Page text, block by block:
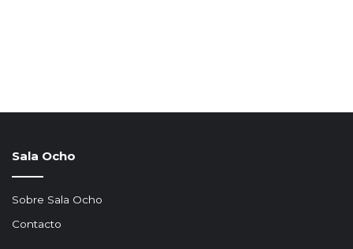
Sala Ocho
Sobre Sala Ocho
Contacto